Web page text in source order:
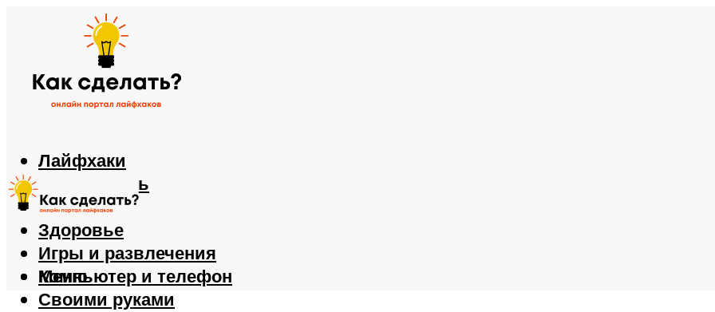
Лайфхаки
Автомобиль
Еда
Здоровье
Игры и развлечения
Компьютер и телефон
Своими руками
Меню